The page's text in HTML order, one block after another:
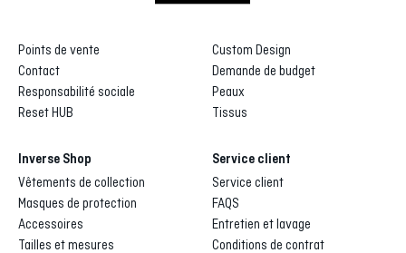
Points de vente
Contact
Responsabilité sociale
Reset HUB
Galerie de dessins
Custom Design
Demande de budget
Peaux
Tissus
Inverse Shop
Vêtements de collection
Masques de protection
Accessoires
Tailles et mesures
Service client
Service client
FAQS
Entretien et lavage
Conditions de contrat